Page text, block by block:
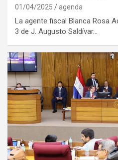
01/04/2025 agenda
La agente fiscal Blanca Rosa
3 de J. Augusto Saldívar…